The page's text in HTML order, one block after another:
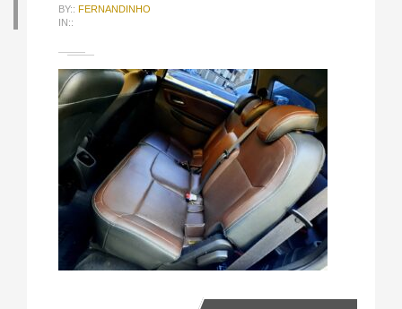
BY:: FERNANDINHO
IN::